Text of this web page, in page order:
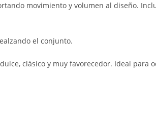
movimiento y volumen al diseño.
el conjunto.
clásico y muy favorecedor. Ideal para